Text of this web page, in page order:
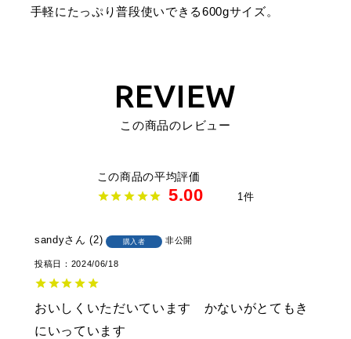
手軽にたっぷり普段使いできる600gサイズ。
REVIEW
この商品のレビュー
5.00 1
sandy 2 購入者 非公開
投稿日 2024/06/18
おいしくいただいています　かないがとてもき
にいっています